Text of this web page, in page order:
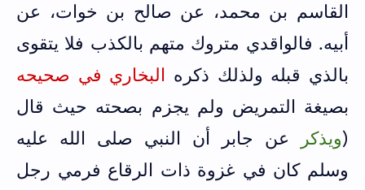
القاسم بن محمد، عن صالح بن خوات، عن
أبيه. فالواقدي متروك متهم بالكذب فلا يتقوى
بالذي قبله ولذلك ذكره البخاري في صحيحه
بصيغة التمريض ولم يجزم بصحته حيث قال
(ويذكر
عن جابر أن النبي صلى الله عليه
وسلم كان في غزوة ذات الرقاع فرمي رجل